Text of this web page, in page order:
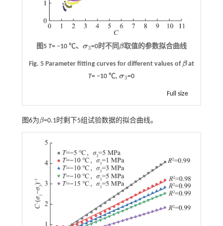
图5T= ‒10 ℃、σ3
σ3 =0时不同 β
β取值的参数拟合曲线
Fig. 5 Parameter fitting curves for different values of β
βat
T= ‒10 ℃,σ3
σ3 =0
Full size
图6为β
β=0.1时剩下5组试验数据的拟合曲线。